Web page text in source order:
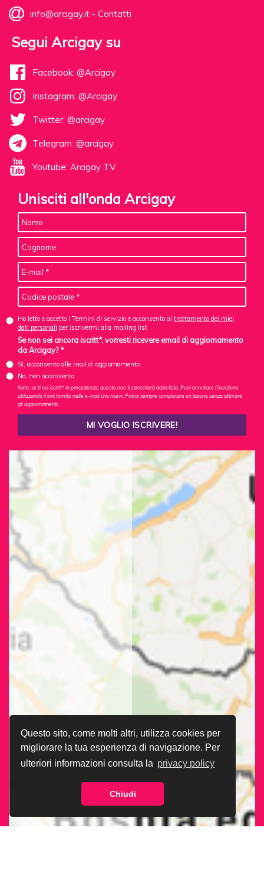
Questo sito, come molti altri, utilizza cookies per
migliorare la tua esperienza di navigazione. Per
ulteriori informazioni consulta la privacy policy
Chiudi
info@arcigay.it - Contatti
Segui Arcigay su
Facebook: @Arcigay
Instagram: @Arcigay
Twitter: @arcigay
Telegram: @arcigay
Youtube: Arcigay TV
Unisciti all'onda Arcigay
Ho letto e accetto i Termini di servizio e acconsento al trattamento dei miei
dati personali per iscrivermi alla mailing list
Se non sei ancora iscritt*, vorresti ricevere email di aggiornamento
da Arcigay? *
Sì, acconsento alle mail di aggiornamento
No, non acconsento
Nota: se ti sei iscritt* in precedenza, questo non ti cancellerà dalla lista. Puoi annullare l'iscrizione
utilizzando il link fornito nelle e-mail che ricevi. Potrai sempre completare un'azione senza attivare
gli aggiornamenti.